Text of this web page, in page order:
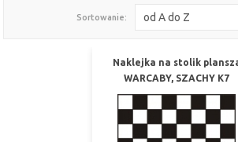
Sortowanie: od A do Z
Naklejka na stolik
WARCABY, SZACHY K7